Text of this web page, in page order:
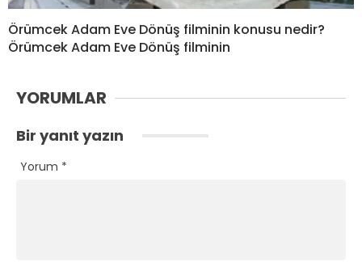
Örümcek Adam Eve Dönüş filminin konusu nedir?
Örümcek Adam Eve Dönüş filminin
YORUMLAR
Bir yanıt yazın
Yorum *